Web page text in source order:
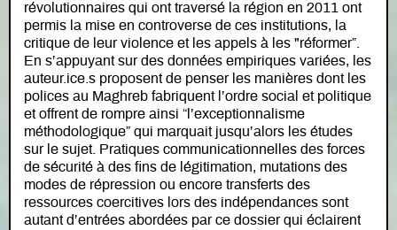
révolutionnaires qui ont traversé la région en 2011 ont
permis la mise en controverse de ces institutions, la
critique de leur violence et les appels à les "réformer”.
En s’appuyant sur des données empiriques variées, les
auteur.ice.s proposent de penser les manières dont les
polices au Maghreb fabriquent l’ordre social et politique
et offrent de rompre ainsi “l’exceptionnalisme
méthodologique” qui marquait jusqu’alors les études
sur le sujet. Pratiques communicationnelles des forces
de sécurité à des fins de légitimation, mutations des
modes de répression ou encore transferts des
ressources coercitives lors des indépendances sont
autant d’entrées abordées par ce dossier qui éclairent